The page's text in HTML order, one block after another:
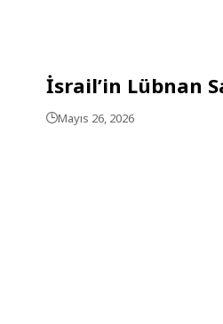
İsrail’in Lübnan
Mayıs 26, 2026